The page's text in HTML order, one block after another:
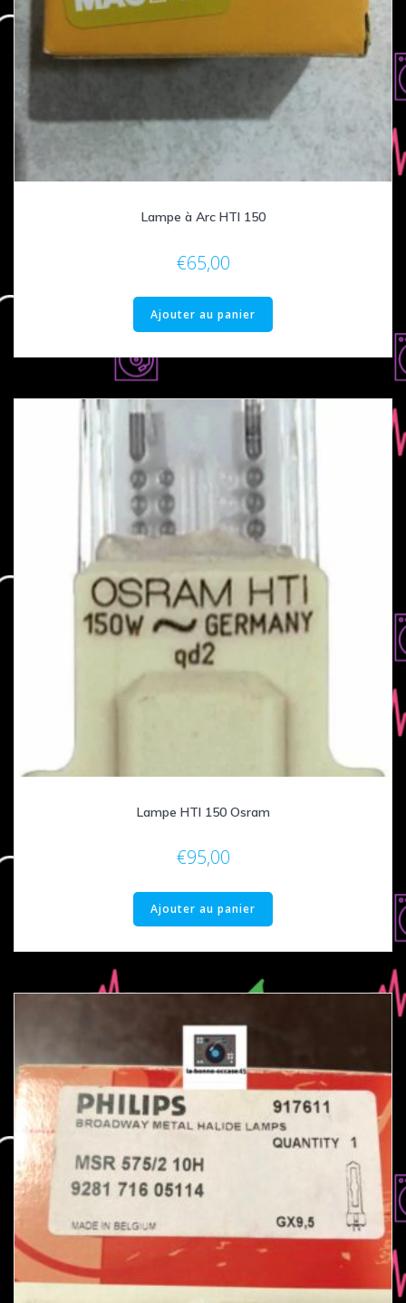
Lampe à Arc HTI 150
€65,00
Ajouter au panier
Lampe HTI 150 Osram
€95,00
Ajouter au panier